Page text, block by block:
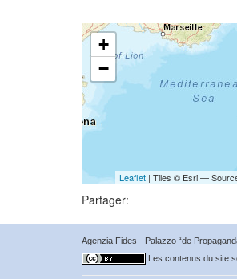
+
−
Leaflet| Tiles © Esri —
Partager:
Agenzia Fides - Palazzo “de
Les contenus du site